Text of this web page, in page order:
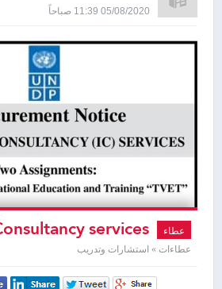
05/08/2020 11:39 صباحاً
عطاء
عطاءات » استشارات وتدريب